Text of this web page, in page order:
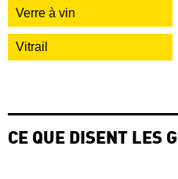
Verre à vin
Vitrail
CE QUE DISENT LES